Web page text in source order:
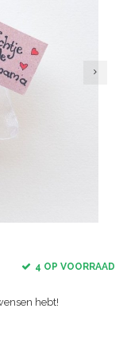
4 OP VOORRAAD
hebt!